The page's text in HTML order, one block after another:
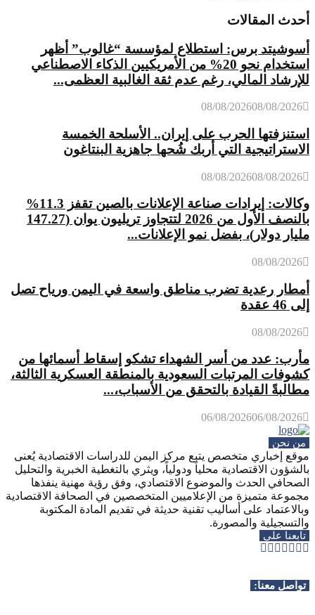
أحدث المقالات
أسوشيتد برس: استطلاع لمؤسسة “غالوب” أظهر
استخدام نحو 20% من الأمريكيين الذكاء الاصطناعي
للإرشاد المالي، رغم عدم ثقة الغالبية العظمى...
08/08/202608/08/2026
استنزفتها الحرب على إيران.. الأسلحة الخمسة
الاستراتيجية التي أربك شُحها جاهزية البنتاغون
08/08/202608/08/2026
وكالات: إيرادات صناعة الإعلانات بالصين تقفز 11.3%
بالنصف الأول من 2026 لتتجاوز تريليون يوان (147.27
مليار دولار)، بفضل نمو الإعلانات...
08/08/2026
أمطار رعدية تضرب مناطق واسعة في اليمن ورياح تصل
إلى 46 عقدة
08/08/2026
مأرب: عدد من أسر الشهداء تشكو إسقاط أسمائها من
كشوفات المرتبات السعودية بالمنطقة العسكرية الثالثة،
مطالبةً القيادة بالتحقق من الأسباب،...
06/08/202606/08/2026
من نحن
موقع إخباري متخصص يتبع مركز اليمن للدراسات الاقتصادية يُعنى
بالشؤون الاقتصادية محلياً ودولياً، ويثري بالتغطية الخبرية والتحليل
الصحافي الحدث والموضوع الاقتصادي، وفق رؤية مهنية ينفذها
مجموعة متميزة من الإعلاميين المتخصصين في الصحافة الاقتصادية
وبالاعتماد على أساليب تقنية حديثة في تقديم المادة المكتوبة
والتسجيلية والمصورة.
تابعنا على
Facebook
Twitter
Instagram
Youtube
Rss
Telegram
Whatsapp
تواصل معنا: